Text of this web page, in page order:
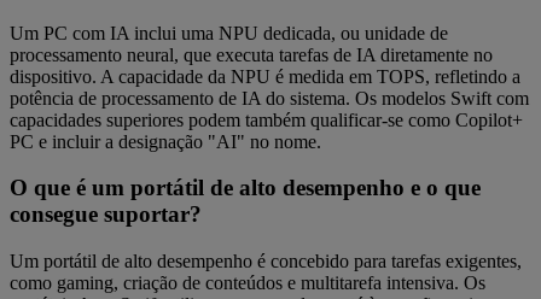
Um PC com IA inclui uma NPU dedicada, ou unidade de
processamento neural, que executa tarefas de IA diretamente no
dispositivo. A capacidade da NPU é medida em TOPS, refletindo a
potência de processamento de IA do sistema. Os modelos Swift com
capacidades superiores podem também qualificar‑se como Copilot+
PC e incluir a designação "AI" no nome.
O que é um portátil de alto desempenho e o que
consegue suportar?
Um portátil de alto desempenho é concebido para tarefas exigentes,
como gaming, criação de conteúdos e multitarefa intensiva. Os